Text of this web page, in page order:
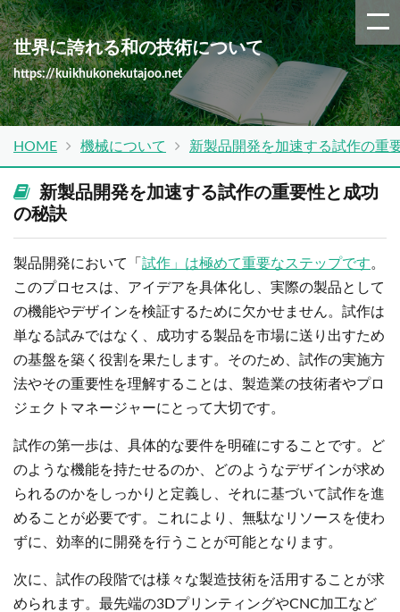
世界に誇れる和の技術について
https://kuikhukonekutajoo.net
HOME 機械について 新製品開発を加速する試作の重
新製品開発を加速する試作の重要性と成功
の秘訣
製品開発において「 試作」は極めて重要なステップです。
このプロセスは、アイデアを具体化し、実際の製品として
の機能やデザインを検証するために欠かせません。試作は
単なる試みではなく、成功する製品を市場に送り出すため
の基盤を築く役割を果たします。そのため、試作の実施方
法やその重要性を理解することは、製造業の技術者やプロ
ジェクトマネージャーにとって大切です。
試作の第一歩は、具体的な要件を明確にすることです。ど
のような機能を持たせるのか、どのようなデザインが求め
られるのかをしっかりと定義し、それに基づいて試作を進
めることが必要です。これにより、無駄なリソースを使わ
ずに、効率的に開発を行うことが可能となります。
次に、試作の段階では様々な製造技術を活用することが求
められます。最先端の3DプリンティングやCNC加工など